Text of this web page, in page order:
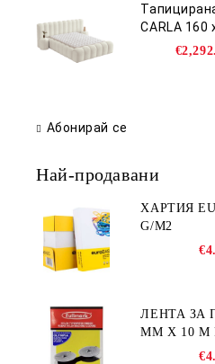
CARLA 160
Абонирай се
Най-продавани
ХАРТИЯ
G/M2
ЛЕНТА ЗА
MM X 10 M